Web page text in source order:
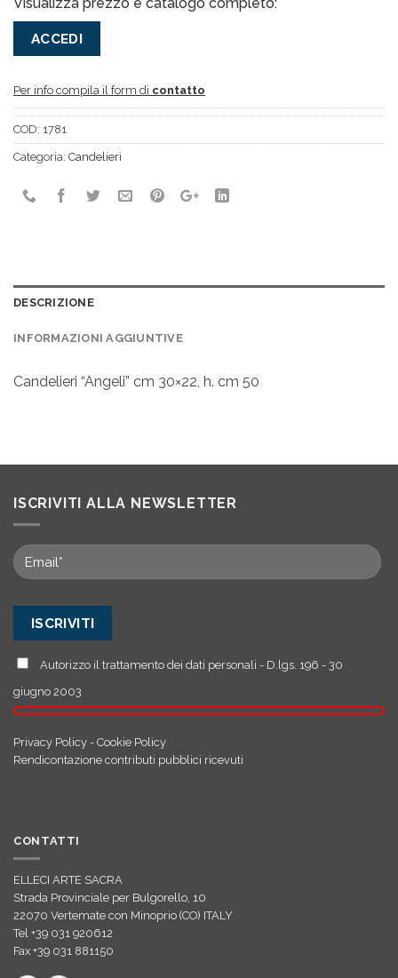
ACCEDI
Per info compila il form di contatto
COD: 1781
Categoria: Candelieri
DESCRIZIONE
INFORMAZIONI AGGIUNTIVE
Candelieri “Angeli” cm 30×22, h. cm 50
ISCRIVITI ALLA NEWSLETTER
Autorizzo il trattamento dei dati personali - D.lgs. 196 - 30
giugno 2003
Privacy Policy - Cookie Policy
Rendicontazione contributi pubblici ricevuti
CONTATTI
ELLECI ARTE SACRA
Strada Provinciale per Bulgorello, 10
22070 Vertemate con Minoprio (CO) ITALY
Tel +39 031 920612
Fax +39 031 881150